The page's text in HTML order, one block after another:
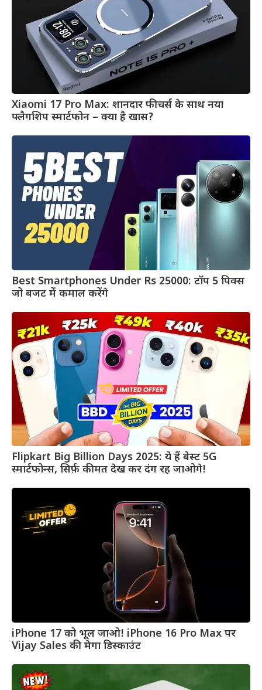
Xiaomi 17 Pro Max: शानदार फीचर्स के साथ नया
फ्लैगशिप स्मार्टफोन – क्या है खास?
Best Smartphones Under Rs 25000: टॉप 5 पिक्स
जो बजट में कमाल करेंगे
Flipkart Big Billion Days 2025: ये हैं बेस्ट 5G
स्मार्टफोन्स, सिर्फ़ कीमत देख कर दंग रह जाओगे!
iPhone 17 को भूल जाओ! iPhone 16 Pro Max पर
Vijay Sales की मेगा डिस्काउंट